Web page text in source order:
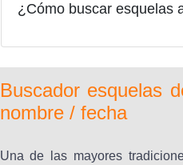
¿Cómo buscar esquelas
Buscador esquelas
nombre / fecha
Una de las mayores